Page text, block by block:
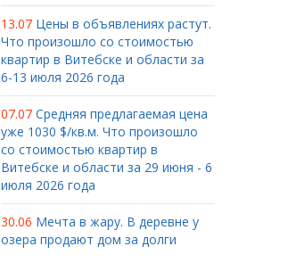
13.07 Цены в объявлениях растут.
Что произошло со стоимостью
квартир в Витебске и области за
6-13 июля 2026 года
07.07 Средняя предлагаемая цена
уже 1030 $/кв.м. Что произошло
со стоимостью квартир в
Витебске и области за 29 июня - 6
июля 2026 года
30.06 Мечта в жару. В деревне у
озера продают дом за долги